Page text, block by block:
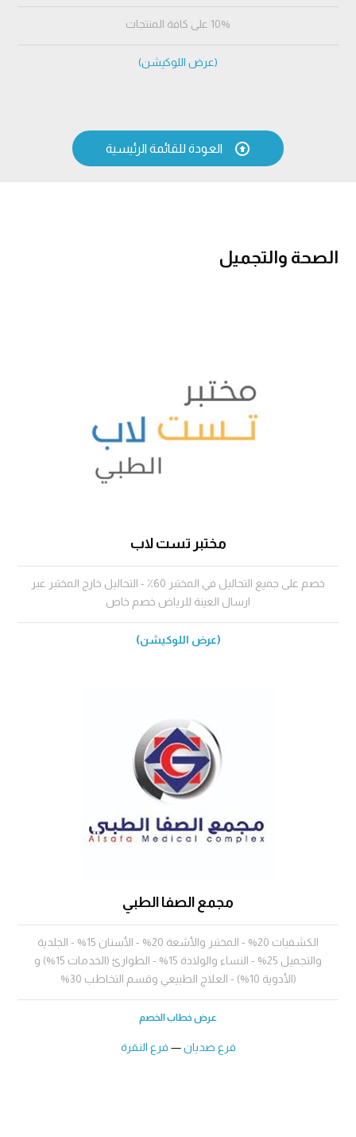
10% على كافة المنتجات
(عرض اللوكيشن)
 العودة للقائمة الرئيسية
الصحة والتجميل
مختبر تست لاب
خصم على جميع التحاليل في المختبر 60٪؜ - التحاليل خارج المختبر عبر
ارسال العينة للرياض خصم خاص
(عرض اللوكيشن)
مجمع الصفا الطبي
الكشفيات 20% - المختبر والأشعة 20% - الأسنان 15% - الجلدية
والتجميل 25% - النساء والولادة 15% - الطوارئ (الخدمات 15%) و
(الأدوية 10%) - العلاج الطبيعي وقسم التخاطب 30%
عرض خطاب الخصم
فرع صديان— فرع النقرة